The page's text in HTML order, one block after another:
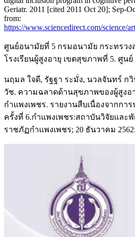
Geriatr. 2011 [cited 2011 Oct 20]; Sep-
from:
https://www.sciencedirect.com/science/
ศูนย์อนามัยที่ 5 กรมอนามัย กระทรว
โรงเรียนผู้สูงอายุ เขตสุขภาพที่ 5. ศูน
นฤมล ใจดี, รัฐฐา ระมั่ง, นวลจันทร์ ก
วัช. ความฉลาดด้านสุขภาพของผู้สูงอ
กำแพงเพชร. รายงานสืบเนื่องจากกา
ครั้งที่ 6.กำแพงเพชร:สถาบันวิจัยและ
ราชภัฏกำแพงเพชร; 20 ธันวาคม 2562: